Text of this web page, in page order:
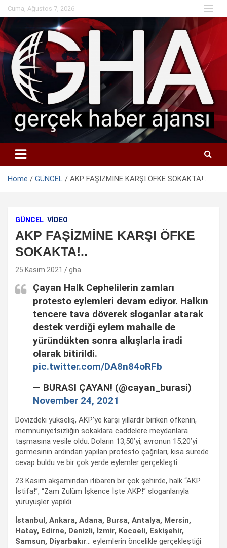
Skip
to
content
Cuma, Ağustos 7, 2026
Home GÜNCEL AKP FAŞİZMİNE KARŞI ÖFKE SOKAKTA!..
GÜNCEL VIDEO
AKP FAŞİZMİNE KARŞI ÖFKE
SOKAKTA!..
25 Kasım 2021 gha
Çayan Halk Cephelilerin zamları
protesto eylemleri devam ediyor. Halkın
tencere tava döverek sloganlar atarak
destek verdiği eylem mahalle de
yüründükten sonra alkışlarla iradi
olarak bitirildi.
pic.twitter.com/DA8n84oRFb
— BURASI ÇAYAN! (@cayan_burasi)
November 24, 2021
Dövizdeki yükseliş, AKP’ye karşı yıllardır biriken öfkenin,
memnuniyetsizliğin sokaklara caddelere meydanlara
taşmasına vesile oldu. Doların 13,50’yi, avronun 15,20’yi
görmesinin ardından yapılan protesto çağrıları, kısa sürede
cevap buldu ve bir çok yerde eylemler gerçekleşti.
23 Kasım akşamından itibaren bir çok şehirde, halk “AKP
İstifa!”, “Zam Zulüm İşkence İşte AKP!” sloganlarıyla
yürüyüşler yapıldı.
İstanbul, Ankara, Adana, Bursa, Antalya, Mersin,
Hatay, Edirne, Denizli, İzmir, Kocaeli, Eskişehir,
Samsun, Diyarbakır… eylemlerin öncelikle gerçekleştiği